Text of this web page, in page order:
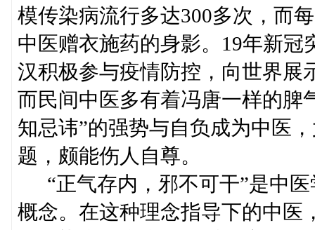
模传染病流行多达300多次，而
中医赠衣施药的身影。19年新
汉积极参与疫情防控，向世界展
而民间中医多有着冯唐一样的脾
知忌讳”的强势与自负成为中医
题，颇能伤人自尊。
“正气存内，邪不可干”是中医
概念。在这种理念指导下的中医